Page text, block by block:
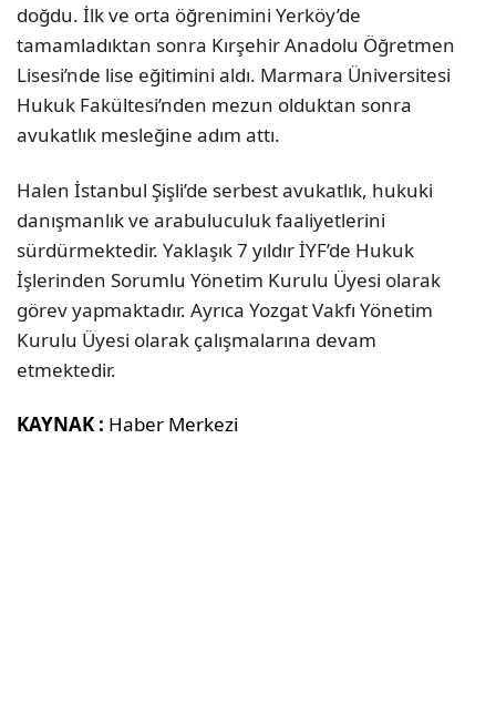
doğdu. İlk ve orta öğrenimini Yerköy’de
tamamladıktan sonra Kırşehir Anadolu Öğretmen
Lisesi’nde lise eğitimini aldı. Marmara Üniversitesi
Hukuk Fakültesi’nden mezun olduktan sonra
avukatlık mesleğine adım attı.
Halen İstanbul Şişli’de serbest avukatlık, hukuki
danışmanlık ve arabuluculuk faaliyetlerini
sürdürmektedir. Yaklaşık 7 yıldır İYF’de Hukuk
İşlerinden Sorumlu Yönetim Kurulu Üyesi olarak
görev yapmaktadır. Ayrıca Yozgat Vakfı Yönetim
Kurulu Üyesi olarak çalışmalarına devam
etmektedir.
KAYNAK : Haber Merkezi